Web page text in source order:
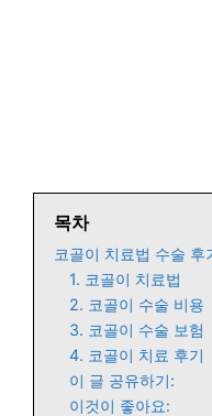
목차
코골이 치료법 수술
1. 코골이 치료법
2. 코골이 수술 비용
3. 코골이 수술 보험
4. 코골이 치료 후기
이 글 공유하기:
이것이 좋아요: